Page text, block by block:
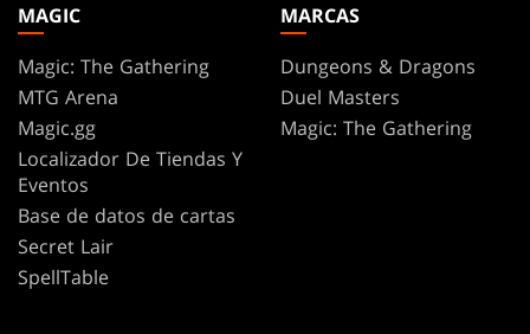
MAGIC
Magic: The Gathering
MTG Arena
Magic.gg
Localizador De Tiendas Y
Eventos
Base de datos de cartas
Secret Lair
SpellTable
MARCAS
Dungeons & Dragons
Duel Masters
Magic: The Gathering